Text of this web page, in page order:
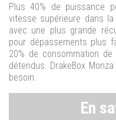
Plus 40% de puissance
vitesse supérieure dans
avec une plus grande
pour dépassements plus
20% de consommation
détendus. DrakeBox
besoin.
En